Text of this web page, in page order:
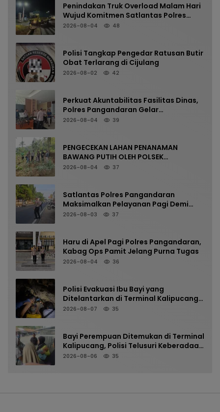
Penindakan Truk Overload Malam Hari
Wujud Komitmen Satlantas Polres
Pangandaran Menjaga Keselamatan
2026-08-04 48
Polisi Tangkap Pengedar Ratusan Butir
Obat Terlarang di Cijulang
2026-08-02 42
Perkuat Akuntabilitas Fasilitas Dinas,
Polres Pangandaran Gelar
Pemeriksaan Senpi Berkala
2026-08-04 39
PENGECEKAN LAHAN PENANAMAN
BAWANG PUTIH OLEH POLSEK
LANGKAPLANCAR DUKUNG PROGRAM
2026-08-04 37
Satlantas Polres Pangandaran
Maksimalkan Pelayanan Pagi Demi
Kelancaran Arus Kendaraan
2026-08-03 37
Haru di Apel Pagi Polres Pangandaran,
Kabag Ops Pamit Jelang Purna Tugas
2026-08-04 36
Polisi Evakuasi Ibu Bayi yang
Ditelantarkan di Terminal Kalipucang
dari Dalam Goa
2026-08-07 35
Bayi Perempuan Ditemukan di Terminal
Kalipucang, Polisi Telusuri Keberadaan
Orang Tua
2026-08-06 35